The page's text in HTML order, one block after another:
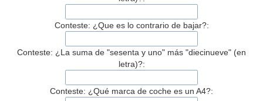
Conteste: ¿Que es lo contrario de bajar?:
Conteste: ¿La suma de "sesenta y uno" más "diecinueve" (en
letra)?:
Conteste: ¿Qué marca de coche es un A4?: